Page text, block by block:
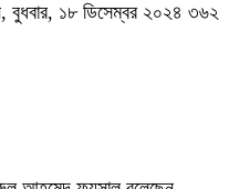
১৮ ডিসেম্বর ২০২৪ ৩৬২